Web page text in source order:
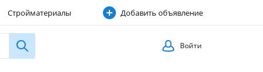
Стройматериалы
Строительные услуги
Добавить объявление
Войти